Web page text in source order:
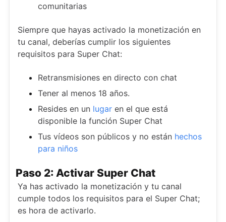
comunitarias
Siempre que hayas activado la monetización en
tu canal, deberías cumplir los siguientes
requisitos para Super Chat:
Retransmisiones en directo con chat
Tener al menos 18 años.
Resides en un lugar en el que está
disponible la función Super Chat
Tus vídeos son públicos y no están hechos
para niños
Paso 2: Activar Super Chat
Ya has activado la monetización y tu canal
cumple todos los requisitos para el Super Chat;
es hora de activarlo.